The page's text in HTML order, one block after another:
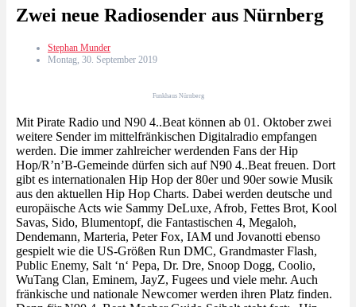
Zwei neue Radiosender aus Nürnberg
Stephan Munder
Montag, 30. September 2019
Funkhaus Nürnberg
Mit Pirate Radio und N90 4..Beat können ab 01. Oktober zwei
weitere Sender im mittelfränkischen Digitalradio empfangen
werden. Die immer zahlreicher werdenden Fans der Hip
Hop/R’n’B-Gemeinde dürfen sich auf N90 4..Beat freuen. Dort
gibt es internationalen Hip Hop der 80er und 90er sowie Musik
aus den aktuellen Hip Hop Charts. Dabei werden deutsche und
europäische Acts wie Sammy DeLuxe, Afrob, Fettes Brot, Kool
Savas, Sido, Blumentopf, die Fantastischen 4, Megaloh,
Dendemann, Marteria, Peter Fox, IAM und Jovanotti ebenso
gespielt wie die US-Größen Run DMC, Grandmaster Flash,
Public Enemy, Salt ‘n‘ Pepa, Dr. Dre, Snoop Dogg, Coolio,
WuTang Clan, Eminem, JayZ, Fugees und viele mehr. Auch
fränkische und nationale Newcomer werden ihren Platz finden.